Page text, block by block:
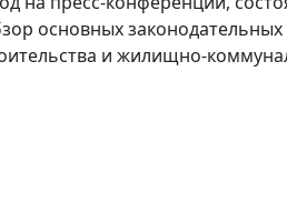
основных
и жилищно-